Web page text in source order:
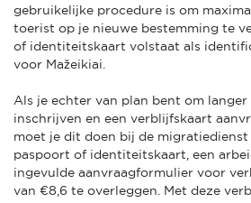
gebruikelijke procedure is om
toerist op je nieuwe bestemming te
of identiteitskaart volstaat als
voor Mažeikiai.
Als je echter van plan bent om
inschrijven en een verblijfskaart
moet je dit doen bij de migratiedienst
paspoort of identiteitskaart, een
ingevulde aanvraagformulier voor
van €8,6 te overleggen. Met deze